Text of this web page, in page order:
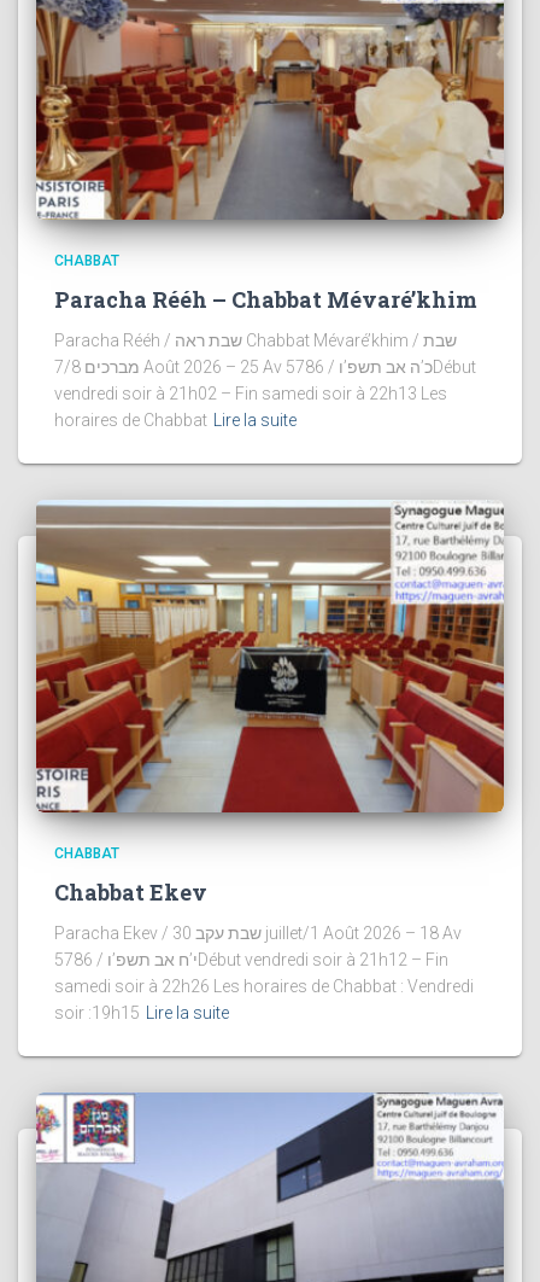
CHABBAT
Paracha Rééh – Chabbat Mévaré’khim
Paracha Rééh / שבת ראה Chabbat Mévaré’khim / שבת
מברכים 7/8 Août 2026 – 25 Av 5786 / כ’ה אב תשפ’וDébut
vendredi soir à 21h02 – Fin samedi soir à 22h13 Les
horaires de Chabbat
Lire la suite
CHABBAT
Chabbat Ekev
Paracha Ekev / שבת עקב 30 juillet/1 Août 2026 – 18 Av
5786 / י’ח אב תשפ’וDébut vendredi soir à 21h12 – Fin
samedi soir à 22h26 Les horaires de Chabbat : Vendredi
soir :19h15
Lire la suite